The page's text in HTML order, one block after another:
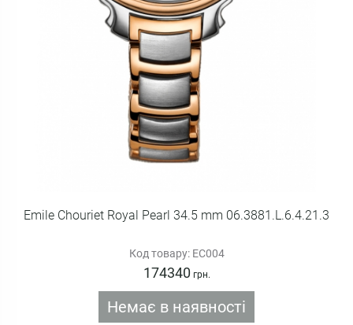
Emile Chouriet Royal Pearl 34.5 mm 06.3881.L.6.4.21.3
Код товару: EC004
174340 грн.
Немає в наявності